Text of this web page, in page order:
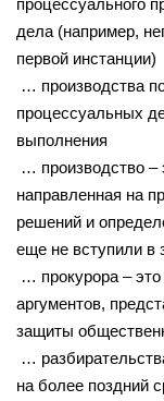
дела (например,
первой инстанции)
… производства
процессуальных
выполнения
… производство –
направленная на
решений и
еще не вступили в
… прокурора –
аргументов,
защиты
…
на более поздний